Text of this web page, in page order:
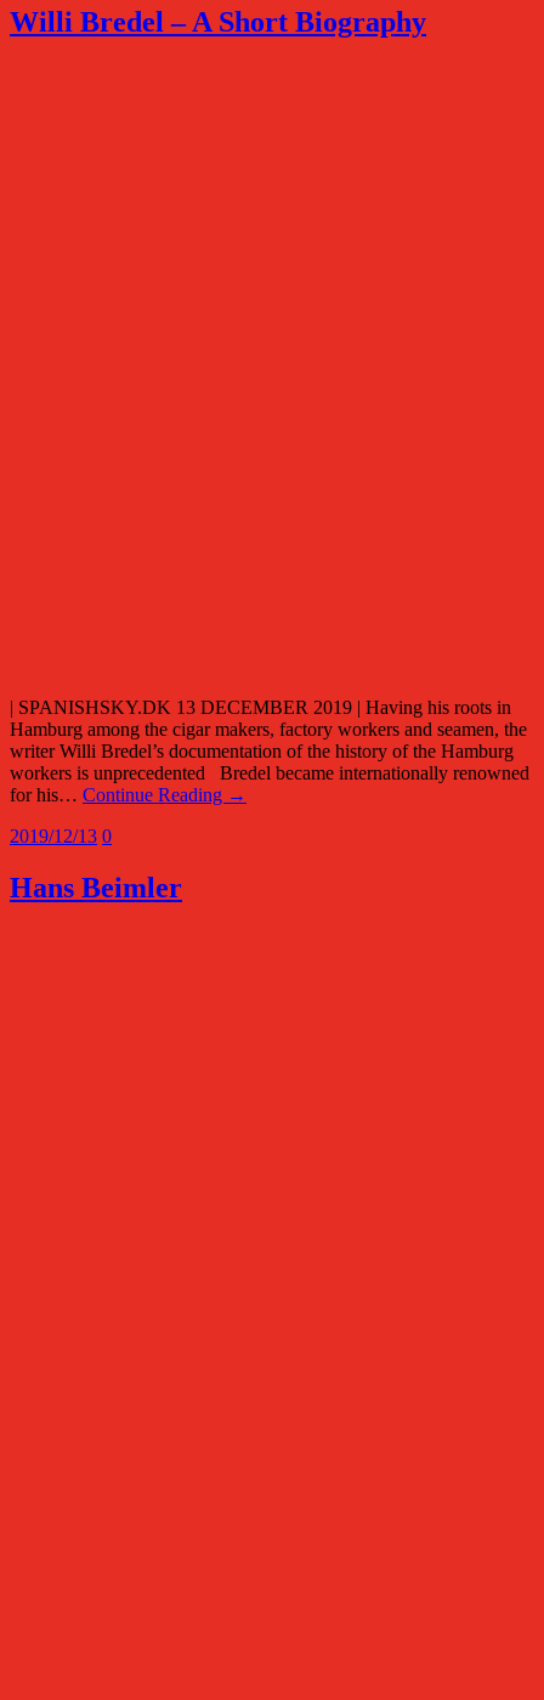
Willi Bredel – A Short Biography
| SPANISHSKY.DK 13 DECEMBER 2019 | Having his roots in
Hamburg among the cigar makers, factory workers and seamen, the
writer Willi Bredel’s documentation of the history of the Hamburg
workers is unprecedented Bredel became internationally renowned
for his… Continue Reading →
2019/12/13 0
Hans Beimler